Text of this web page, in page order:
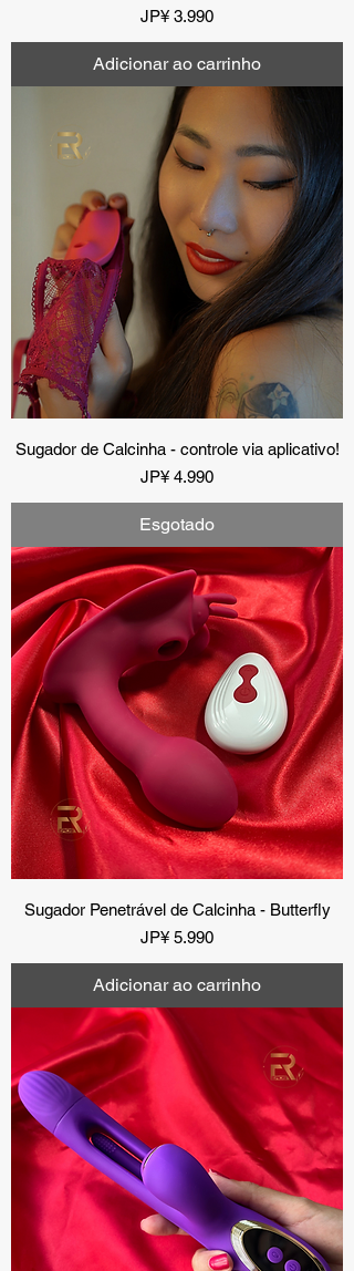
Preço
JP¥ 3.990
Adicionar ao carrinho
Sugador de Calcinha - controle via aplicativo!
Preço
JP¥ 4.990
Esgotado
Sugador Penetrável de Calcinha - Butterfly
Preço
JP¥ 5.990
Adicionar ao carrinho